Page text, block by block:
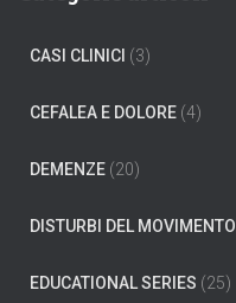
CASI CLINICI (3)
CEFALEA E DOLORE (4)
DEMENZE (20)
DISTURBI DEL MOVIMENTO
EDUCATIONAL SERIES (25)